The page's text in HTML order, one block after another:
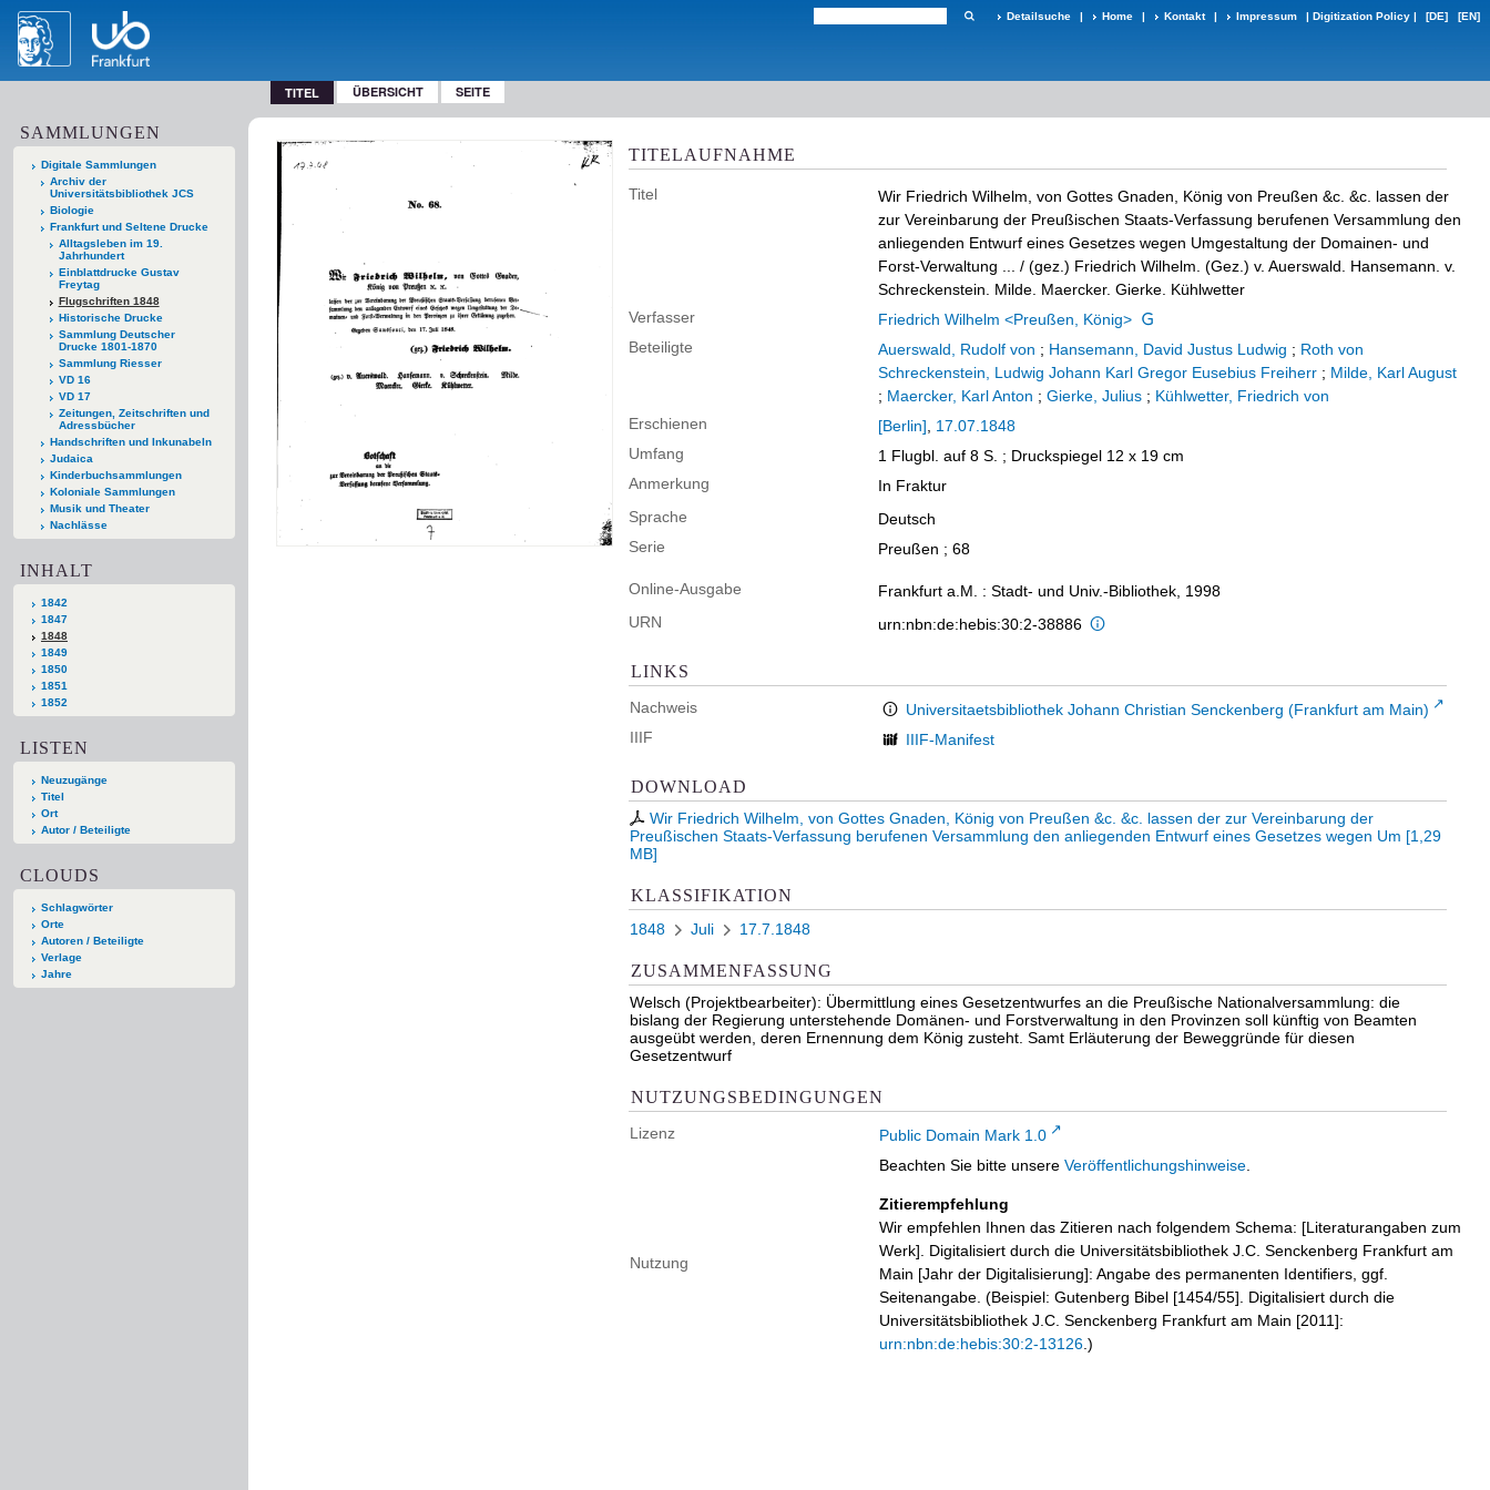
Detailsuche | Home | Kontakt | Impressum | Digitization Policy | [DE] [EN]
TITEL ÜBERSICHT SEITE
SAMMLUNGEN
Digitale Sammlungen
Archiv der
Universitätsbibliothek JCS
Biologie
Frankfurt und Seltene Drucke
Alltagsleben im 19.
Jahrhundert
Einblattdrucke Gustav
Freytag
Flugschriften 1848
Historische Drucke
Sammlung Deutscher
Drucke 1801-1870
Sammlung Riesser
VD 16
VD 17
Zeitungen, Zeitschriften und
Adressbücher
Handschriften und Inkunabeln
Judaica
Kinderbuchsammlungen
Koloniale Sammlungen
Musik und Theater
Nachlässe
INHALT
1842
1847
1848
1849
1850
1851
1852
LISTEN
Neuzugänge
Titel
Ort
Autor / Beteiligte
CLOUDS
Schlagwörter
Orte
Autoren / Beteiligte
Verlage
Jahre
TITELAUFNAHME
Titel
Wir Friedrich Wilhelm, von Gottes Gnaden, König von Preußen &c. &c. lassen der
zur Vereinbarung der Preußischen Staats-Verfassung berufenen Versammlung den
anliegenden Entwurf eines Gesetzes wegen Umgestaltung der Domainen- und
Forst-Verwaltung ...
/ (gez.) Friedrich Wilhelm. (Gez.) v. Auerswald. Hansemann. v.
Schreckenstein. Milde. Maercker. Gierke. Kühlwetter
Verfasser
Friedrich Wilhelm <Preußen, König>
Beteiligte
Auerswald, Rudolf von ; Hansemann, David Justus Ludwig ; Roth von
Schreckenstein, Ludwig Johann Karl Gregor Eusebius Freiherr ; Milde, Karl August
; Maercker, Karl Anton ; Gierke, Julius ; Kühlwetter, Friedrich von
Erschienen
[Berlin]
17.07.1848
Umfang
1 Flugbl. auf 8 S. ; Druckspiegel 12 x 19 cm
Anmerkung
In Fraktur
Sprache
Deutsch
Serie
Preußen ; 68
Online-Ausgabe
Frankfurt a.M. : Stadt- und Univ.-Bibliothek, 1998
URN
urn:nbn:de:hebis:30:2-38886
LINKS
Nachweis
Universitaetsbibliothek Johann Christian Senckenberg (Frankfurt am Main)
IIIF
IIIF-Manifest
DOWNLOAD
Wir Friedrich Wilhelm, von Gottes Gnaden, König von Preußen &c. &c. lassen der zur Vereinbarung der
Preußischen Staats-Verfassung berufenen Versammlung den anliegenden Entwurf eines Gesetzes wegen Um [1,29
MB]
KLASSIFIKATION
1848 Juli 17.7.1848
ZUSAMMENFASSUNG
Welsch (Projektbearbeiter): Übermittlung eines Gesetzentwurfes an die Preußische Nationalversammlung: die
bislang der Regierung unterstehende Domänen- und Forstverwaltung in den Provinzen soll künftig von Beamten
ausgeübt werden, deren Ernennung dem König zusteht. Samt Erläuterung der Beweggründe für diesen
Gesetzentwurf
NUTZUNGSBEDINGUNGEN
Lizenz Public Domain Mark 1.0
Nutzung
Beachten Sie bitte unsere Veröffentlichungshinweise
Zitierempfehlung
Wir empfehlen Ihnen das Zitieren nach folgendem Schema: [Literaturangaben zum
Werk]. Digitalisiert durch die Universitätsbibliothek J.C. Senckenberg Frankfurt am
Main [Jahr der Digitalisierung]: Angabe des permanenten Identifiers, ggf.
Seitenangabe. (Beispiel: Gutenberg Bibel [1454/55]. Digitalisiert durch die
Universitätsbibliothek J.C. Senckenberg Frankfurt am Main [2011]:
urn:nbn:de:hebis:30:2-13126 .)